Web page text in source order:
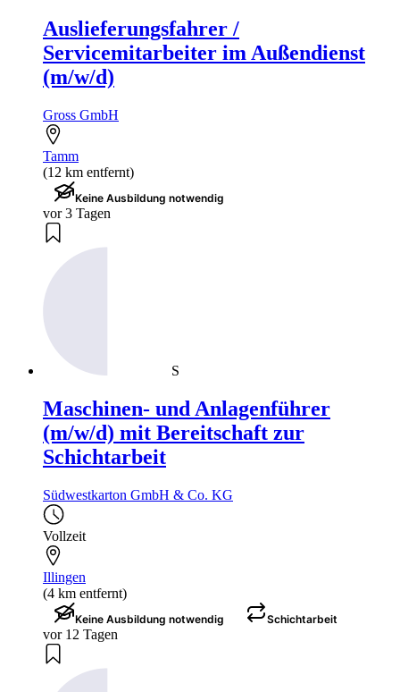
Auslieferungsfahrer /
Servicemitarbeiter im Außendienst
(m/w/d)
Gross GmbH
Tamm
(12 km entfernt)
Keine Ausbildung notwendig
vor 3 Tagen
S
Maschinen- und Anlagenführer
(m/w/d) mit Bereitschaft zur
Schichtarbeit
Südwestkarton GmbH & Co. KG
Vollzeit
Illingen
(4 km entfernt)
Keine Ausbildung notwendig Schichtarbeit
vor 12 Tagen